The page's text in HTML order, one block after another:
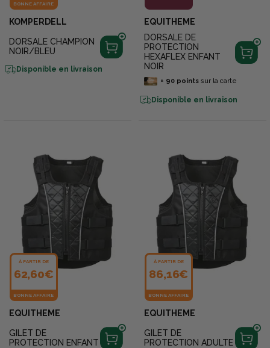
BONNE AFFAIRE
KOMPERDELL
DORSALE CHAMPION
NOIR/BLEU
Disponible en livraison
EQUITHEME
DORSALE DE
PROTECTION
HEXAFLEX ENFANT
NOIR
+ 90pointssur la carte
Disponible en livraison
À PARTIR DE
62,60€
BONNE AFFAIRE
EQUITHEME
GILET DE
PROTECTION ENFANT
À PARTIR DE
86,16€
BONNE AFFAIRE
EQUITHEME
GILET DE
PROTECTION ADULTE